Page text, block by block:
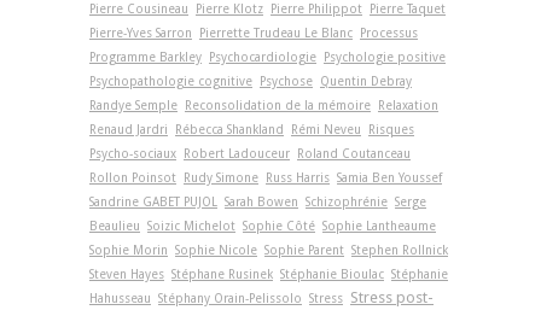
Pierre Cousineau
Pierre Klotz Pierre Philippot
Pierre Taquet
Pierre-Yves Sarron
Pierrette Trudeau Le Blanc
Processus
Programme Barkley
Psychocardiologie
Psychologie positive
Psychopathologie cognitive
Psychose Quentin Debray
Randye Semple
Reconsolidation de la mémoire
Relaxation
Renaud Jardri
Rébecca Shankland Rémi Neveu
Risques
Psycho-sociaux
Robert Ladouceur
Roland Coutanceau
Rollon Poinsot
Rudy Simone Russ Harris Samia Ben Youssef
Sandrine GABET PUJOL
Sarah Bowen Schizophrénie Serge
Beaulieu Soizic Michelot Sophie Côté Sophie Lantheaume
Sophie Morin Sophie Nicole Sophie Parent Stephen Rollnick
Steven Hayes Stéphane Rusinek Stéphanie Bioulac Stéphanie
Hahusseau Stéphany Orain-Pelissolo Stress Stress post-